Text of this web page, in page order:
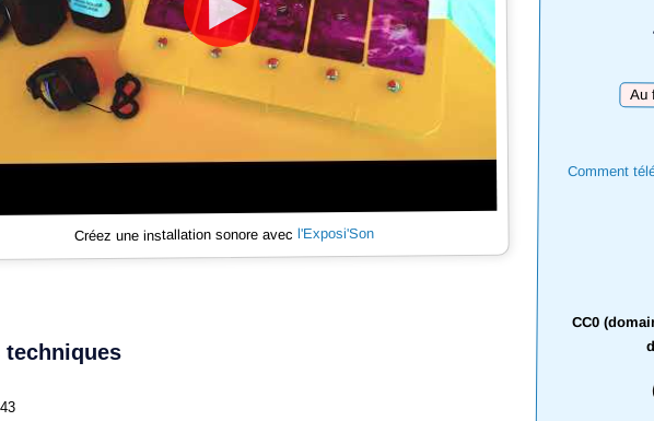
Comment
CC0
Créez une installation sonore avec l'Exposi'Son
techniques